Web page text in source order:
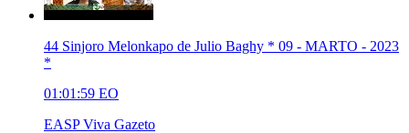
44 Sinjoro Melonkapo de Julio Baghy * 09 - MARTO - 2023
*
01:01:59 EO
EASP Viva Gazeto